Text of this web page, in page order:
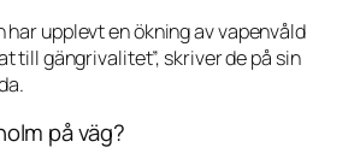
har upplevt en ökning av vapenvåld
till gängrivalitet”, skriver de på sin
på väg?